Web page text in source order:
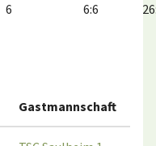
6 6:6
Gastmannschaft